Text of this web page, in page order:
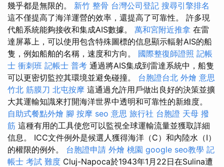
幾乎都是無限的。 新竹 整骨 台灣公司登記 搜尋引擎排名
這不僅提高了海洋運營的效率，還提高了可靠性。 許多現
代船系統能夠接收和集成AIS數據。 萬和宮附近推拿 在雷
達屏幕上，可以使用包含特殊圖標的信息顯示輻射AIS的船
隻，例如船舶的名稱，速度和方向。 國際整復師證照 記帳
士 衝刺班 記帳士 普考 通過將AIS集成到雷達系統中，船隻
可以更密切監控其環境並避免碰撞。 台胞證台北 外燴 意思
竹北 筋膜刀 北屯按摩 這通過允許用戶做出良好的決策並擴
大其運輸知識來打開海洋世界中透明和可靠性的新維度。
自助式餐點外燴 腳 按摩 seo 意思 旅行社 台胞證 天母 撥
筋 這種有用的工具使您可以監視全球運輸流量並獲取詳細
信息。 ICC文件例外是候選人獲得海洋（C）和內陸水（I）
的權限的例外。 台胞證申請 外燴 桃園 google seo教學 記
帳士 考試 難度 Cluj-Napoca於1943年1月22日在Sulina遭